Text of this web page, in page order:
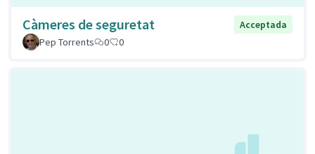
Càmeres de seguretat
Acceptada
Pep Torrents
0 0